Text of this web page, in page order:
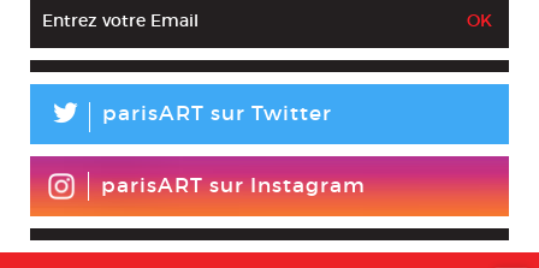
L parisART sur Twitter
parisART sur Instagram